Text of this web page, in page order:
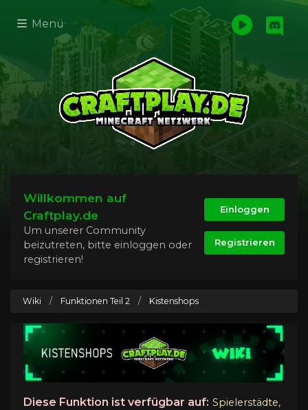
Menü
Willkommen auf
Craftplay.de
Um unserer Community
beizutreten, bitte einloggen oder
registrieren!
Einloggen
Registrieren
Wiki / Funktionen Teil 2 / Kistenshops
Diese Funktion ist verfügbar auf: Spielerstädte,